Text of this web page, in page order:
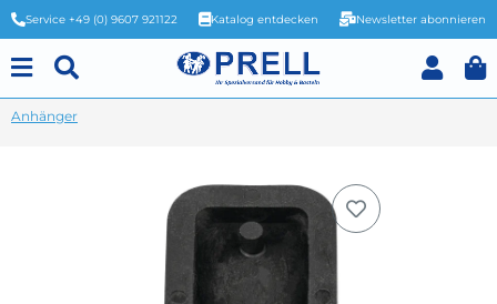
Service +49 (0) 9607 921122 Katalog entdecken Newsletter abonnieren
Anhänger